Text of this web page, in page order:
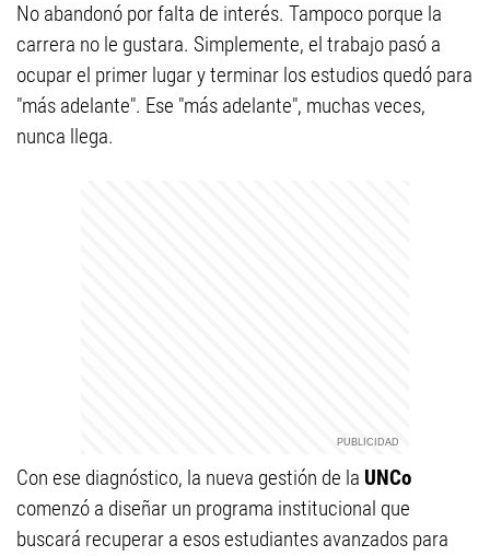
No abandonó por falta de interés. Tampoco porque la
carrera no le gustara. Simplemente, el trabajo pasó a
ocupar el primer lugar y terminar los estudios quedó para
"más adelante". Ese "más adelante", muchas veces,
nunca llega.
Con ese diagnóstico, la nueva gestión de la UNCo
comenzó a diseñar un programa institucional que
buscará recuperar a esos estudiantes avanzados para